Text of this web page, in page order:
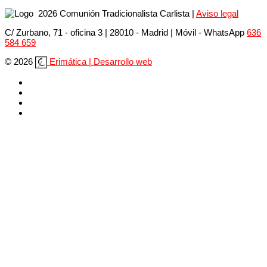
2026 Comunión Tradicionalista Carlista | Aviso legal
C/ Zurbano, 71 - oficina 3 | 28010 - Madrid | Móvil - WhatsApp 636
584 659
© 2026
Erimática | Desarrollo web